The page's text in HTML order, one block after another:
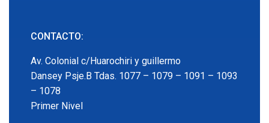
CONTACTO:
Av. Colonial c/Huarochiri y guillermo
Dansey Psje.B Tdas. 1077 – 1079 – 1091 – 1093
– 1078
Primer Nivel